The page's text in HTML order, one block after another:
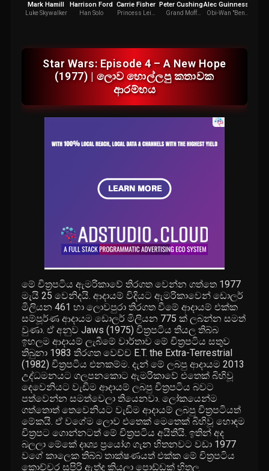
Mark Hamill
Luke Skywalker
Harrison Ford
Han Solo
Carrie Fisher
Princess Leia
Peter Cushing
Grand Moff
Alec Guinness
Obi-Wan "Ben"
Star Wars: Episode 4 – A New Hope
(1977) | ලොව හොල්ලපු කතාවක
ආරම්භය
මේ චිත්‍රපටිය ඇමරිකාවේ තිරගත වෙන්න ගත්තෙ 1977
මැයි 25 වෙනිදයි. ආදායම් විදියට ඇමරිකාවෙන් ඩොලර්
මිලියන 461 හා ලොවපුරා තිරගත වීමේ ආදායම් එක්ක
සම්පූර්ණ ආදායම ඩොලර් මිලියන 775 ක් ලබන්න සමත්
වුණා. ඒ අනුව Jaws (1975) චිත්‍රපටිය තියල තිබ්බ
ඉහලම ආදායම් ලැබීමේ වාර්තාව මේ චිත්‍රපටිය සතුව
තිබුනා 1983 තිරගත වෙච්ච E.T. the Extra-Terrestrial
(1982) චිත්‍රපටිය එනකම්ම. දැන් මේ ලබපු ආදායම 2013
උද්ධමනයට ගලපනකොට ඇමරිකාවේ එතෙක් බිහිවූ
දෙවෙනියට වැඩිම ආදායම් ලබපු චිත්‍රපටිය බවට
පත්වෙන්න සමත්වෙලා තියෙනවා. ලෝකයෙන්ම
ගත්තොත් තෙවෙනියට වැඩිම ආදායම් ලබපු චිත්‍රපටියත්
මේකයි. ඒ වගේම ලොව එතෙක් මෙතෙක් බිහිවූ හොඳම
චිත්‍රපට ගොන්නටත් මේ චිත්‍රපටිය අයිතියි. ඉතින් අද
බලලා මේකේ දෘශ්‍ය ප්‍රයෝග ගැන හිතනවට වඩා 1977
වගේ කාලෙක තිබ්බ තාක්ෂණයත් එක්ක මේ චිත්‍රපටිය
කොච්චර සුපිරි ඇත්ද කියලා පොඩ්ඩක් හිතල